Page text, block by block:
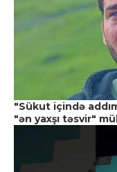
"Sükut içində
"ən yaxşı təsvir"